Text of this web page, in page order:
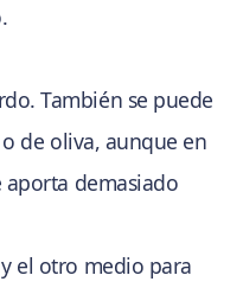
También se puede
de oliva, aunque en
demasiado
el otro medio para